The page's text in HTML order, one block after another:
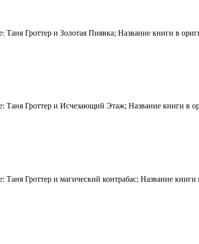
Таня Гроттер и Золотая Пиявка; Название книги в
Таня Гроттер и Исчезающий Этаж; Название книги в
Таня Гроттер и магический контрабас; Название